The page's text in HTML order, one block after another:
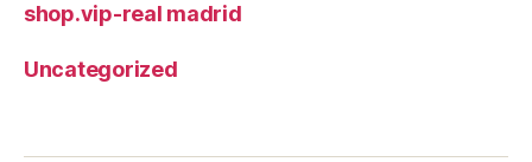
shop.vip-real madrid
Uncategorized